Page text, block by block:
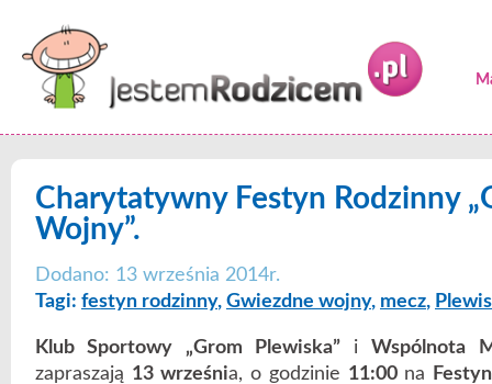
Charytatywny Festyn Rodzinny
Wojny”.
Dodano: 13 września 2014r.
Tagi: festyn rodzinny, Gwiezdne wojny, mecz,
Klub Sportowy „Grom Plewiska”iWspólnota
zapraszają 13 września, o godzinie 11:00na